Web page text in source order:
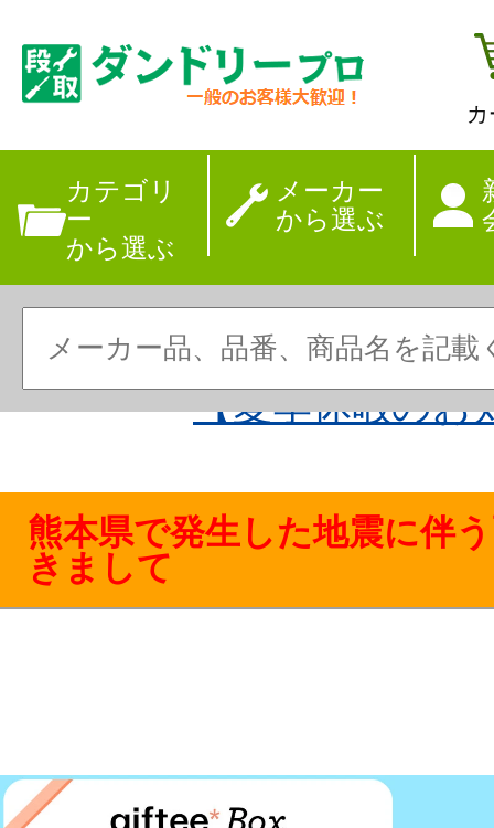
カテゴリ
ー
から選ぶ
メーカー
から選ぶ
【夏季休暇のお
熊本県で発生した地震に伴
きまして